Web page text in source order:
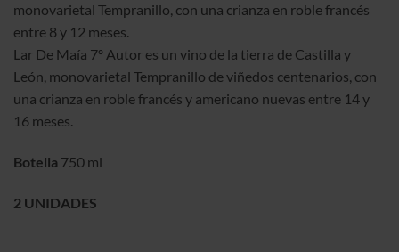
monovarietal Tempranillo, con una crianza en roble francés
entre 8 y 12 meses.
Lar De Maía 7º Autor es un vino de la tierra de Castilla y
León, monovarietal Tempranillo de viñedos centenarios, con
una crianza en roble francés y americano nuevas entre 14 y
16 meses.
Botella 750 ml
2 UNIDADES